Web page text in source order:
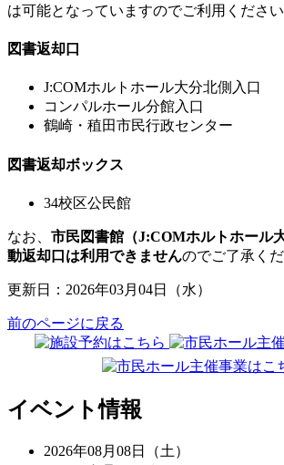
は可能となっていますのでご利用ください
図書返却口
J:COMホルトホール大分北側入口
コンパルホール分館入口
鶴崎・稙田市民行政センター
図書返却ボックス
34校区公民館
なお、 市民図書館（J:COMホルトホール
動返却口は利用できませんのでご了承くだ
更新日：2026年03月04日（水）
前のページに戻る
イベント情報
2026年08月08日（土）